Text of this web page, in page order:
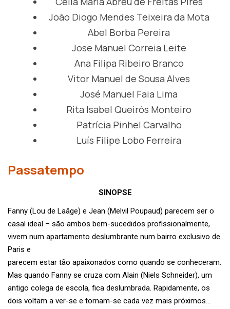
João Diogo Mendes Teixeira da Mota
Abel Borba Pereira
Jose Manuel Correia Leite
Ana Filipa Ribeiro Branco
Vitor Manuel de Sousa Alves
José Manuel Faia Lima
Rita Isabel Queirós Monteiro
Patrícia Pinhel Carvalho
Luís Filipe Lobo Ferreira
Passatempo
SINOPSE
Fanny (Lou de Laâge) e Jean (Melvil Poupaud) parecem ser o
casal ideal – são ambos bem-sucedidos profissionalmente,
vivem num apartamento deslumbrante num bairro exclusivo de
Paris e
parecem estar tão apaixonados como quando se conheceram.
Mas quando Fanny se cruza com Alain (Niels Schneider), um
antigo colega de escola, fica deslumbrada. Rapidamente, os
dois voltam a ver-se e tornam-se cada vez mais próximos…